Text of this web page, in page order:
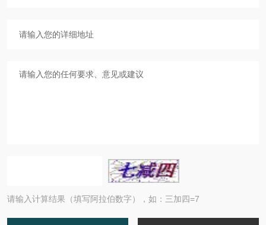
请输入计算结果（填写阿拉伯数字），如：三加四=7